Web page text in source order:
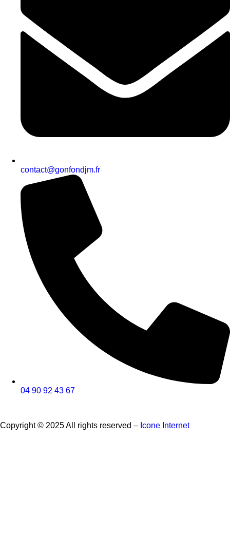
contact@gonfondjm.fr
04 90 92 43 67
Copyright © 2025 All rights reserved – Icone Internet